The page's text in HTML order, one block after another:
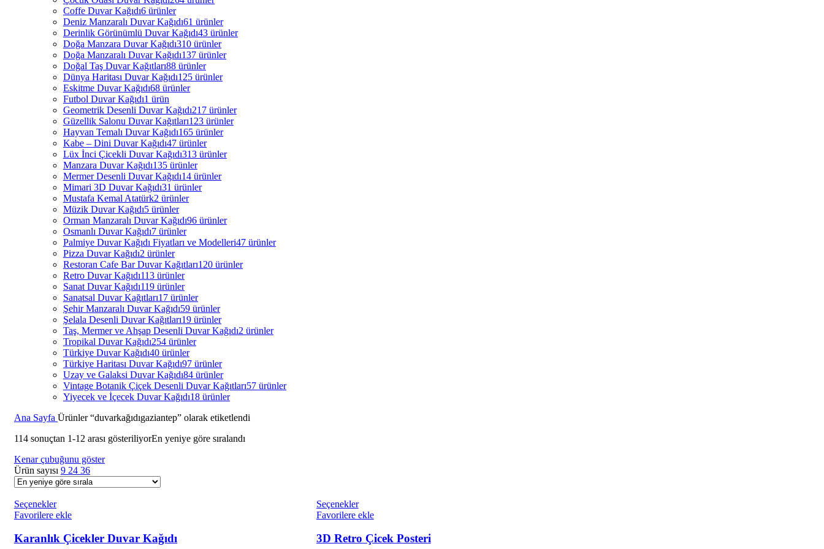
Coffe Duvar Kağıdı6 ürünler
Deniz Manzaralı Duvar Kağıdı61 ürünler
Derinlik Görünümlü Duvar Kağıdı43 ürünler
Doğa Manzara Duvar Kağıdı310 ürünler
Doğa Manzaralı Duvar Kağıdı137 ürünler
Doğal Taş Duvar Kağıtları88 ürünler
Dünya Haritası Duvar Kağıdı125 ürünler
Eskitme Duvar Kağıdı68 ürünler
Futbol Duvar Kağıdı1 ürün
Geometrik Desenli Duvar Kağıdı217 ürünler
Güzellik Salonu Duvar Kağıtları123 ürünler
Hayvan Temalı Duvar Kağıdı165 ürünler
Kabe – Dini Duvar Kağıdı47 ürünler
Lüx İnci Çicekli Duvar Kağıdı313 ürünler
Manzara Duvar Kağıdı135 ürünler
Mermer Desenli Duvar Kağıdı14 ürünler
Mimari 3D Duvar Kağıdı31 ürünler
Mustafa Kemal Atatürk2 ürünler
Müzik Duvar Kağıdı5 ürünler
Orman Manzaralı Duvar Kağıdı96 ürünler
Osmanlı Duvar Kağıdı7 ürünler
Palmiye Duvar Kağıdı Fiyatları ve Modelleri47 ürünler
Pizza Duvar Kağıdı2 ürünler
Restoran Cafe Bar Duvar Kağıtları120 ürünler
Retro Duvar Kağıdı113 ürünler
Sanat Duvar Kağıdı119 ürünler
Sanatsal Duvar Kağıtları17 ürünler
Şehir Manzaralı Duvar Kağıdı59 ürünler
Şelala Desenli Duvar Kağıtları19 ürünler
Taş, Mermer ve Ahşap Desenli Duvar Kağıdı2 ürünler
Tropikal Duvar Kağıdı254 ürünler
Türkiye Duvar Kağıdı40 ürünler
Türkiye Haritası Duvar Kağıdı97 ürünler
Uzay ve Galaksi Duvar Kağıdı84 ürünler
Vintage Botanik Çiçek Desenli Duvar Kağıtları57 ürünler
Yiyecek ve İçecek Duvar Kağıdı18 ürünler
Ana Sayfa Ürünler “duvarkağıdıgaziantep” olarak etiketlendi
114 sonuçtan 1-12 arası gösteriliyorEn yeniye göre sıralandı
Kenar çubuğunu göster
Ürün sayısı 9 24 36
Seçenekler
Favorilere ekle
Karanlık Çicekler Duvar Kağıdı
Seçenekler
Favorilere ekle
3D Retro Çicek Posteri